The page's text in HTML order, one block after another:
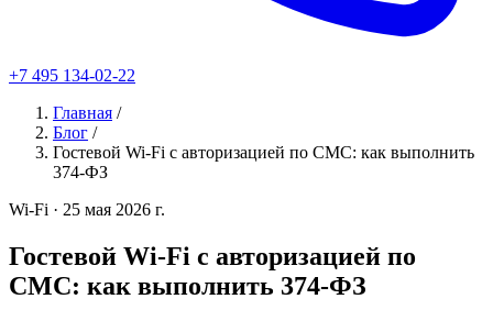
+7 495 134-02-22
Главная /
Блог /
Гостевой Wi-Fi с авторизацией по СМС: как выполнить
374-ФЗ
Wi-Fi · 25 мая 2026 г.
Гостевой Wi-Fi с авторизацией по
СМС: как выполнить 374-ФЗ